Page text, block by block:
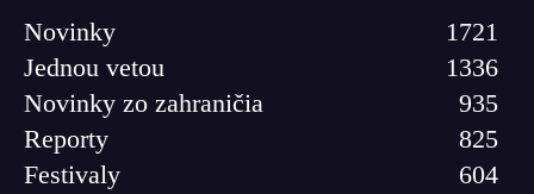
Novinky
1721
Jednou vetou
1336
Novinky zo zahraničia
935
Reporty
825
Festivaly
604